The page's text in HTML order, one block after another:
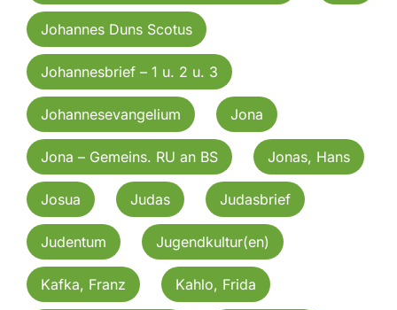
Johannes Duns Scotus
Johannesbrief – 1 u. 2 u. 3
Johannesevangelium Jona
Jona – Gemeins. RU an BS Jonas, Hans
Josua Judas Judasbrief
Judentum Jugendkultur(en)
Kafka, Franz Kahlo, Frida